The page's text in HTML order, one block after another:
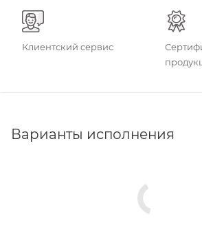
Клиентский сервис
Варианты исполнения